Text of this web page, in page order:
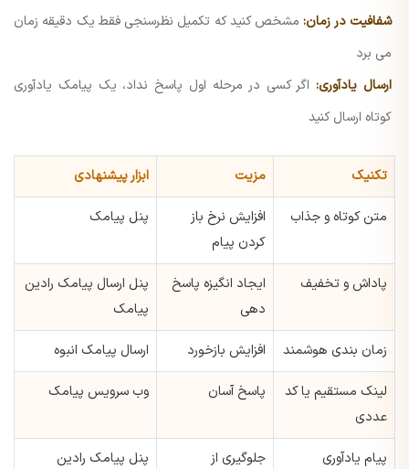
شفافیت در زمان:مشخص کنید که تکمیل نظرسنجی فقط یک دقیقه زمان
می برد
ارسال یادآوری:اگر کسی در مرحله اول پاسخ نداد، یک پیامک یادآوری
کوتاه ارسال کنید
تکنیک مزیت ابزار پیشنهادی
متن کوتاه و جذاب
افزایش نرخ باز
کردن پیام
پنل پیامک
پاداش و تخفیف
ایجاد انگیزه پاسخ
دهی
پنل ارسال پیامک رادین
پیامک
زمان بندی هوشمند افزایش بازخورد ارسال پیامک انبوه
لینک مستقیم یا کد
عددی
پاسخ آسان وب سرویس پیامک
پیام یادآوری
جلوگیری از
پنل پیامک رادین